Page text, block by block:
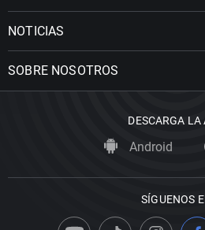
NOTICIAS
SOBRE NOSOTROS
DESCARGA LA
Android
SÍGUENOS